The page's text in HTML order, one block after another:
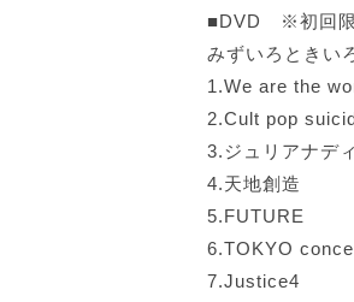
■DVD ※初回限
みずいろときい
1.We are the
2.Cult pop
3.ジュリアナデ
4.天地創造
5.FUTURE
6.TOKYO
7.Justice4